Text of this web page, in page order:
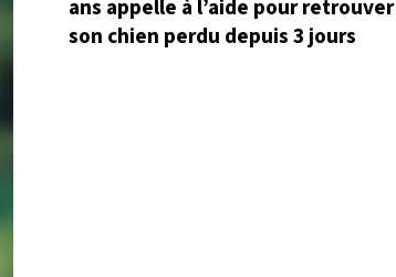
ans appelle à l’aide pour retrouver
son chien perdu depuis 3 jours